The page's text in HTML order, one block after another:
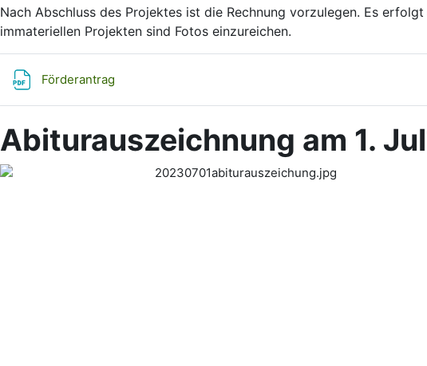
Nach Abschluss des Projektes ist die Rechnung vorzulegen. Es
immateriellen Projekten sind Fotos einzureichen.
Förderantrag
Abiturauszeichnung am 1.